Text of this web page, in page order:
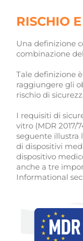
RISCHIO
Una definizione
combinazione
Tale definizione
raggiungere gli
rischio di
I requisiti di
vitro (MDR 2017/
seguente illustra
di dispositivi
dispositivo
anche a tre
Informational